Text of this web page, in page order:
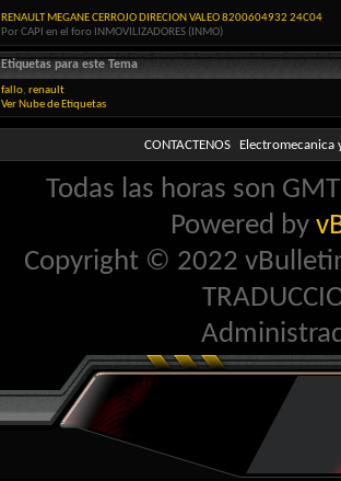
RENAULT MEGANE CERROJO DIRECION VALEO 8200604932 24C04
Por CAPI en el foro INMOVILIZADORES (INMO)
Etiquetas para este Tema
fallo, renault
Ver Nube de Etiquetas
CONTACTENOS Electromecanica
Todas las horas son
Powered by
Copyright © 2022